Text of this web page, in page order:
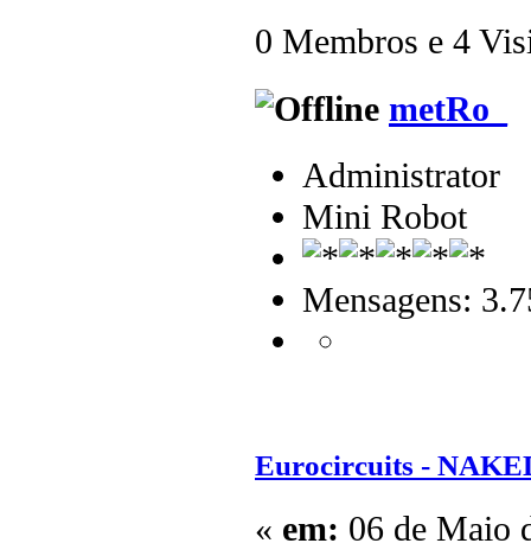
0 Membros e 4
metRo_
Administrator
Mini Robot
Mensagens:
Eurocircuits -
« em: 06 de Maio